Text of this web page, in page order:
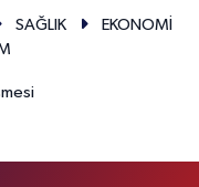
SAĞLIK
EKONOMİ